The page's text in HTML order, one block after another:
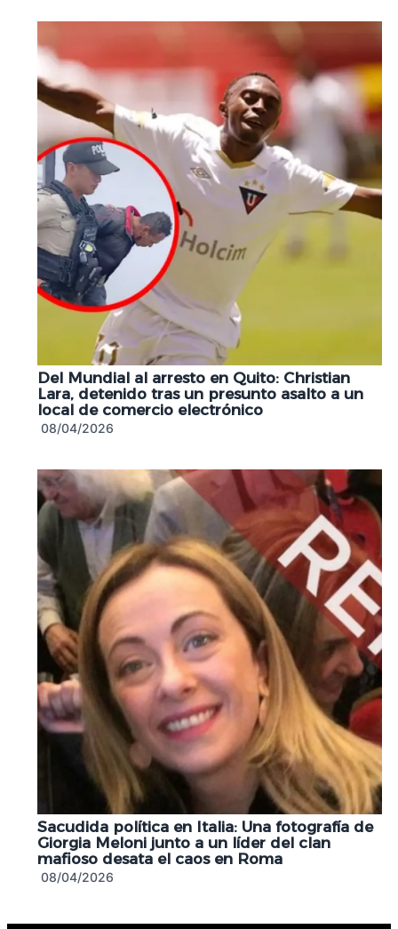
Del Mundial al arresto en Quito: Christian
Lara, detenido tras un presunto asalto a un
local de comercio electrónico
08/04/2026
Sacudida política en Italia: Una fotografía de
Giorgia Meloni junto a un líder del clan
mafioso desata el caos en Roma
08/04/2026